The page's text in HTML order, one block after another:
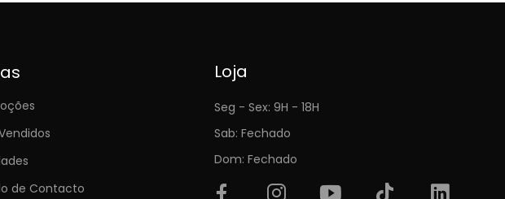
de Contacto
Loja
Seg - Sex: 9H - 18H
Sab: Fechado
Dom: Fechado